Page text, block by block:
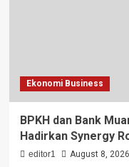
Ekonomi Business
BPKH dan Bank
Hadirkan Synergy
editor1 August 8, 2026